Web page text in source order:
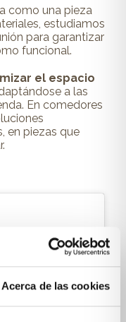
Acerca de las cookies
como una pieza
estudiamos
para garantizar
funcional.
el espacio
a las
En comedores
en piezas que